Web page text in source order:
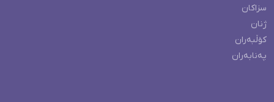
سزاکان
ژنان
کۆڵبەران
پەنابەران